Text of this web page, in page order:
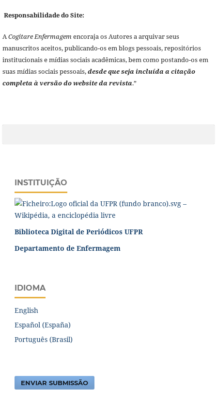
Responsabilidade do Site:
ACogitare Enfermagemencoraja os Autores a arquivar seus
manuscritos aceitos, publicando-os em blogs pessoais, repositórios
institucionais e mídias sociais acadêmicas, bem como postando-os em
suas mídias sociais pessoais,desde que seja incluída a citação
completa à versão do website da revista.”
INSTITUIÇÃO
Biblioteca Digital de Periódicos UFPR
Departamento de Enfermagem
IDIOMA
English
Español (España)
Português (Brasil)
ENVIAR SUBMISSÃO